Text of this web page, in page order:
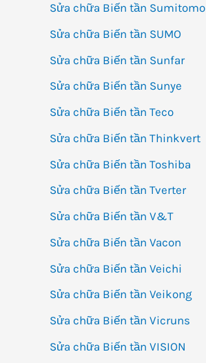
Sửa chữa Biến tần Sumitomo
Sửa chữa Biến tần SUMO
Sửa chữa Biến tần Sunfar
Sửa chữa Biến tần Sunye
Sửa chữa Biến tần Teco
Sửa chữa Biến tần Thinkvert
Sửa chữa Biến tần Toshiba
Sửa chữa Biến tần Tverter
Sửa chữa Biến tần V&T
Sửa chữa Biến tần Vacon
Sửa chữa Biến tần Veichi
Sửa chữa Biến tần Veikong
Sửa chữa Biến tần Vicruns
Sửa chữa Biến tần VISION